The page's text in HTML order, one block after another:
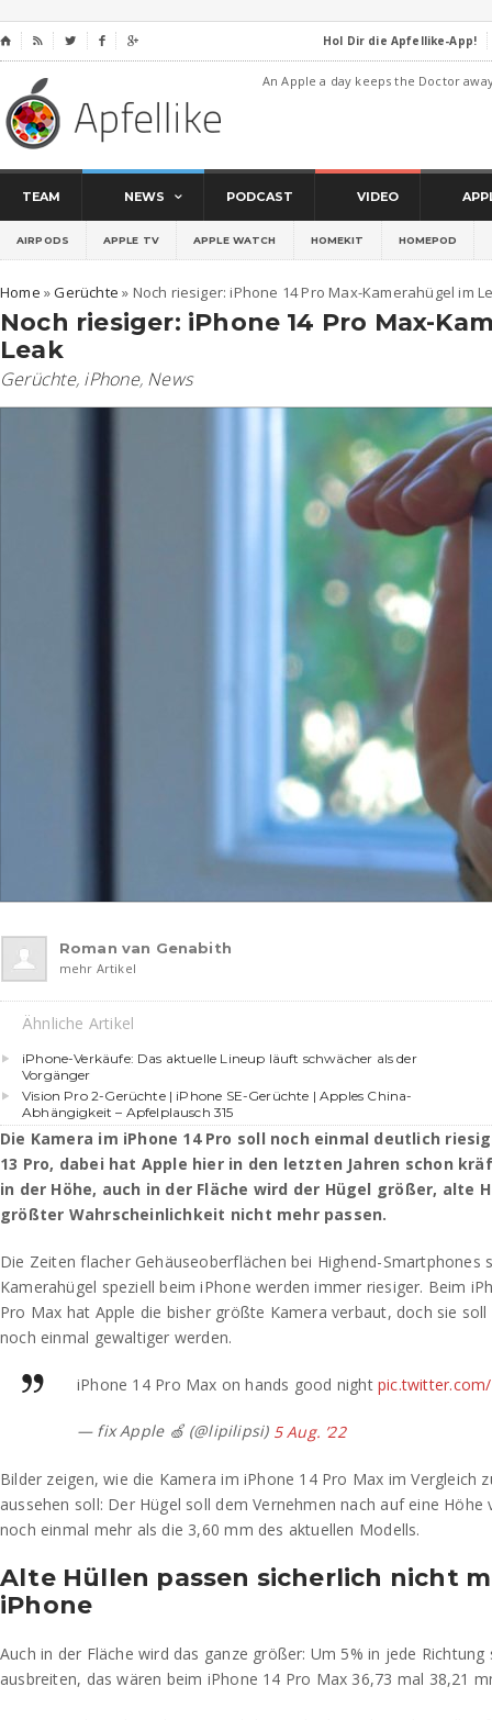
⌂     Hol Dir die Apfellike-App!
An Apple a day keeps the Doctor
TEAM NEWS PODCAST VIDEO
AIRPODS APPLE TV APPLE WATCH HOMEKIT HOMEPOD
Home »Gerüchte » Noch riesiger: iPhone 14 Pro Max-Kamerahügel im
Noch riesiger: iPhone 14 Pro Max-
Leak
Gerüchte, iPhone, News
Roman van Genabith
mehr Artikel
Ähnliche Artikel
iPhone-Verkäufe: Das aktuelle Lineup läuft schwächer als der
Vorgänger
Vision Pro 2-Gerüchte | iPhone SE-Gerüchte | Apples China-
Abhängigkeit – Apfelplausch 315
Die Kamera im iPhone 14 Pro soll noch einmal deutlich
13 Pro, dabei hat Apple hier in den letzten Jahren schon
in der Höhe, auch in der Fläche wird der Hügel größer, alte
größter Wahrscheinlichkeit nicht mehr passen.
Die Zeiten flacher Gehäuseoberflächen bei Highend-Smartphones
Kamerahügel speziell beim iPhone werden immer riesiger. Beim
Pro Max hat Apple die bisher größte Kamera verbaut, doch sie
noch einmal gewaltiger werden.
iPhone 14 Pro Max on hands good night
— fix Apple 🍏 (@lipilipsi) 5 Aug. ’22
Bilder zeigen, wie die Kamera im iPhone 14 Pro Max im Vergleich
aussehen soll: Der Hügel soll dem Vernehmen nach auf eine
noch einmal mehr als die 3,60 mm des aktuellen Modells.
Alte Hüllen passen sicherlich nicht
iPhone
Auch in der Fläche wird das ganze größer: Um 5% in jede
ausbreiten, das wären beim iPhone 14 Pro Max 36,73 mal 38,21